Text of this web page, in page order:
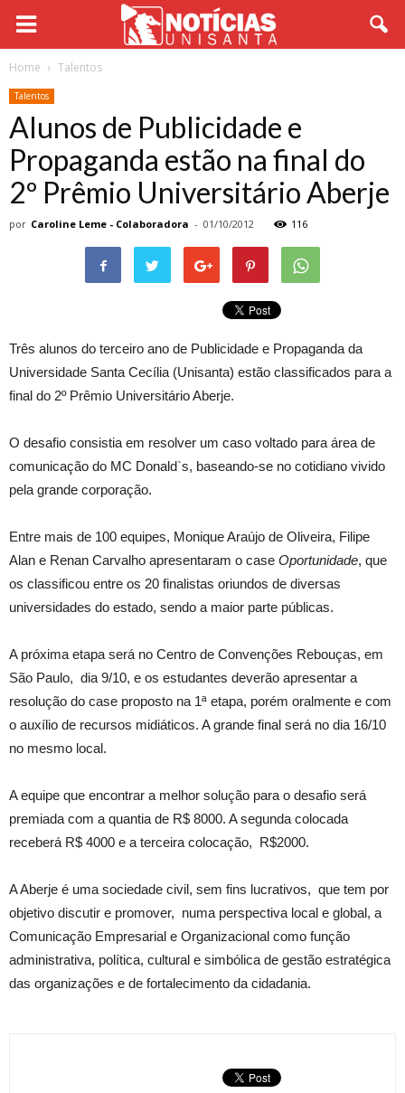
Home Talentos
Talentos
Alunos de Publicidade e
Propaganda estão na final do
2º Prêmio Universitário Aberje
por Caroline Leme - Colaboradora - 01/10/2012 116
Três alunos do terceiro ano de Publicidade e Propaganda da
Universidade Santa Cecília (Unisanta) estão classificados para a
final do 2º Prêmio Universitário Aberje.
O desafio consistia em resolver um caso voltado para área de
comunicação do MC Donald`s, baseando-se no cotidiano vivido
pela grande corporação.
Entre mais de 100 equipes, Monique Araújo de Oliveira, Filipe
Alan e Renan Carvalho apresentaram o case Oportunidade, que
os classificou entre os 20 finalistas oriundos de diversas
universidades do estado, sendo a maior parte públicas.
A próxima etapa será no Centro de Convenções Rebouças, em
São Paulo, dia 9/10, e os estudantes deverão apresentar a
resolução do case proposto na 1ª etapa, porém oralmente e com
o auxílio de recursos midiáticos. A grande final será no dia 16/10
no mesmo local.
A equipe que encontrar a melhor solução para o desafio será
premiada com a quantia de R$ 8000. A segunda colocada
receberá R$ 4000 e a terceira colocação, R$2000.
A Aberje é uma sociedade civil, sem fins lucrativos, que tem por
objetivo discutir e promover, numa perspectiva local e global, a
Comunicação Empresarial e Organizacional como função
administrativa, política, cultural e simbólica de gestão estratégica
das organizações e de fortalecimento da cidadania.